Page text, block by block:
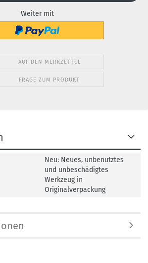
Weiter mit
AUF DEN MERKZETTEL
FRAGE ZUM PRODUKT
Neu: Neues, unbenutztes
und unbeschädigtes
Werkzeug in
Originalverpackung